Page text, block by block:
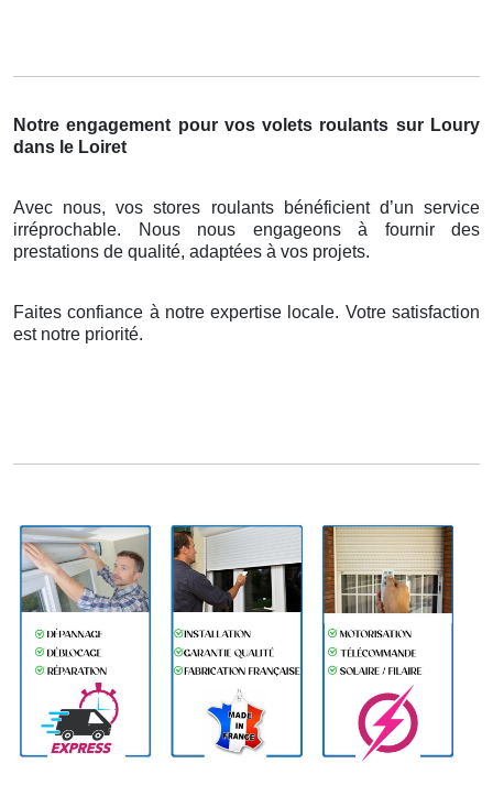
Notre engagement pour vos volets roulants sur Loury
dans le Loiret
Avec nous, vos stores roulants bénéficient d’un service
irréprochable. Nous nous engageons à fournir des
prestations de qualité, adaptées à vos projets.
Faites confiance à notre expertise locale. Votre satisfaction
est notre priorité.